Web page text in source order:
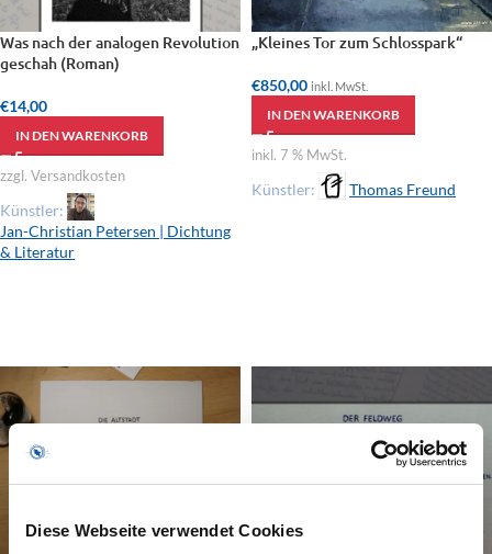
Diese Webseite verwendet Cookies
Was nach der analogen Revolution
geschah (Roman)
€14,00
IN DEN WARENKORB
zzgl. Versandkosten
Künstler:
Jan-Christian Petersen | Dichtung
& Literatur
„Kleines Tor zum Schlosspark“
€850,00 inkl. MwSt.
IN DEN WARENKORB
inkl. 7 % MwSt.
Künstler: Thomas Freund